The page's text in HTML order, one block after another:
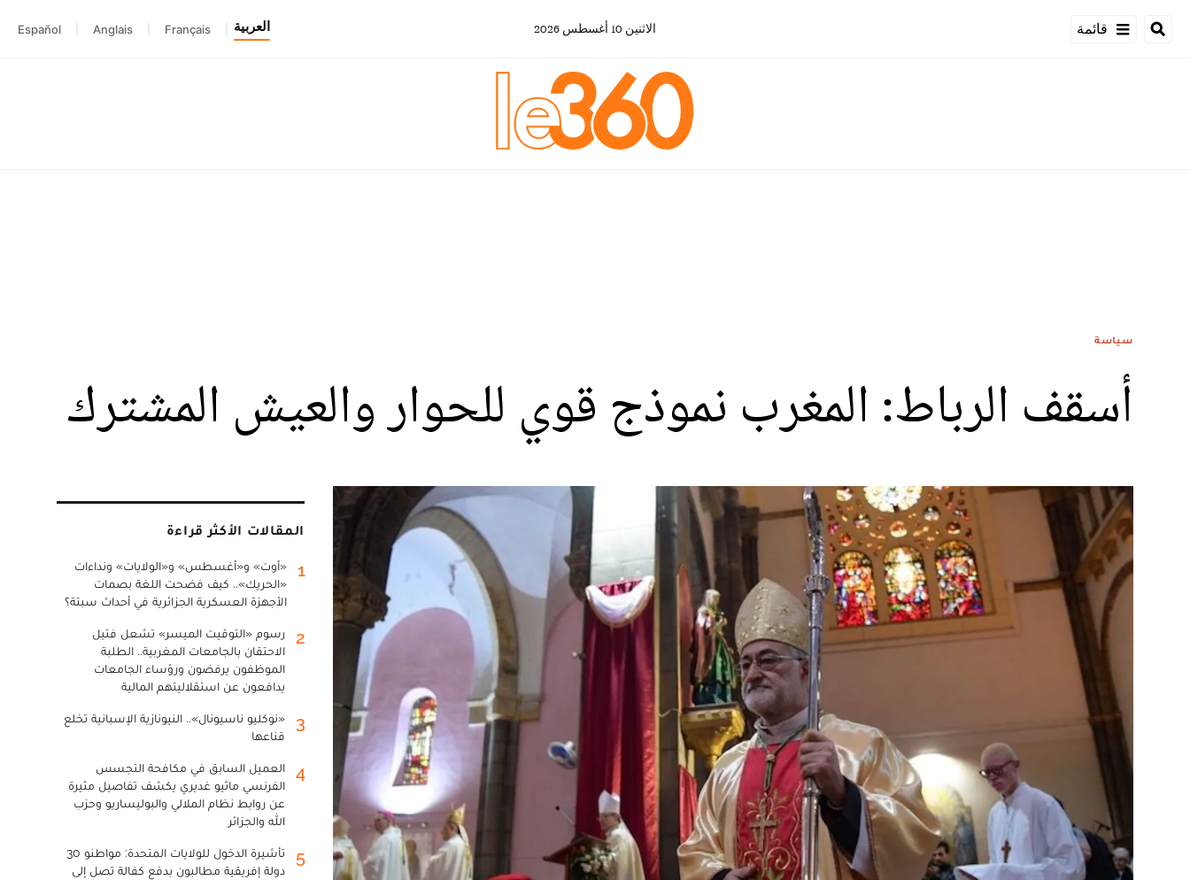
قائمة الاثنين 10 أغسطس 2026 العربية Français
Anglais
Español
سياسة
أسقف الرباط: المغرب نموذج قوي للحوار والعيش المشترك
المقالات الأكثر قراءة
1
«أوت» و«أغسطس» و«الولايات» ونداءات
«الحريك».. كيف فضحت اللغة بصمات
الأجهزة العسكرية الجزائرية في أحداث سبتة؟
2
رسوم «التوقيت الميسر» تشعل فتيل
الاحتقان بالجامعات المغربية.. الطلبة
الموظفون يرفضون ورؤساء الجامعات
يدافعون عن استقلاليتهم المالية
3
«نوكليو ناسيونال».. النيونازية الإسبانية تخلع
قناعها
4
العميل السابق في مكافحة التجسس
الفرنسي ماثيو غديري يكشف تفاصيل مثيرة
عن روابط نظام الملالي والبوليساريو وحزب
الله والجزائر
5
تأشيرة الدخول للولايات المتحدة: مواطنو 30
دولة إفريقية مطالبون بدفع كفالة تصل إلى